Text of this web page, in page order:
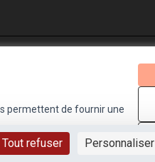
Tout refuser Personnaliser
permettent de fournir une